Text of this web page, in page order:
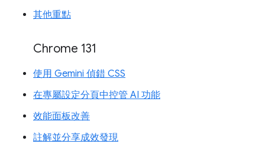
其他重點
Chrome 131
使用 Gemini 偵錯 CSS
在專屬設定分頁中控管 AI 功能
效能面板改善
註解並分享成效發現